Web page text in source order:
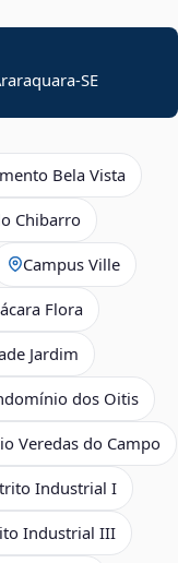
-SE
Bela Vista
Chibarro
Campus Ville
Flora
Jardim
dos Oitis
Veredas do Campo
Industrial I
Industrial III